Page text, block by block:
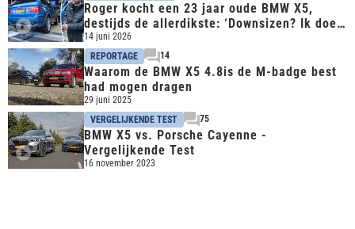
Roger kocht een 23 jaar oude BMW X5,
destijds de allerdikste: ‘Downsizen? Ik doe
het andersom!’
14 juni 2026
REPORTAGE
14
Waarom de BMW X5 4.8is de M-badge best
had mogen dragen
29 juni 2025
VERGELIJKENDE TEST
75
BMW X5 vs. Porsche Cayenne -
Vergelijkende Test
16 november 2023